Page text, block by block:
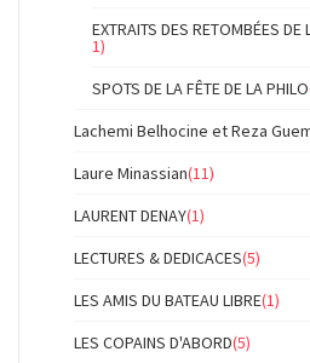
EXTRAITS DES RETOMBÉES DE
1)
SPOTS DE LA FÊTE DE LA PHILO
Lachemi Belhocine et Reza
Laure Minassian(11)
LAURENT DENAY(1)
LECTURES & DEDICACES(5)
LES AMIS DU BATEAU LIBRE(1)
LES COPAINS D'ABORD(5)